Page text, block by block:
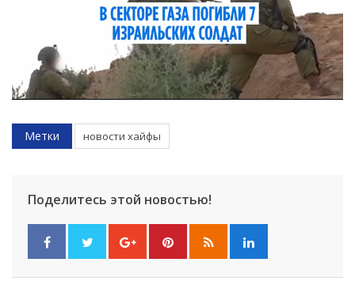
Метки новости хайфы
Поделитесь этой новостью!